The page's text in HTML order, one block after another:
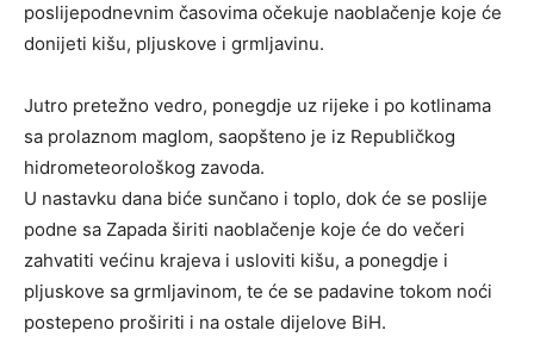
poslijepodnevnim časovima očekuje naoblačenje koje će
donijeti kišu, pljuskove i grmljavinu.
Јutro pretežno vedro, ponegdje uz rijeke i po kotlinama
sa prolaznom maglom, saopšteno je iz Republičkog
hidrometeorološkog zavoda.
U nastavku dana biće sunčano i toplo, dok će se poslije
podne sa Zapada širiti naoblačenje koje će do večeri
zahvatiti većinu krajeva i usloviti kišu, a ponegdje i
pljuskove sa grmljavinom, te će se padavine tokom noći
postepeno proširiti i na ostale dijelove BiH.